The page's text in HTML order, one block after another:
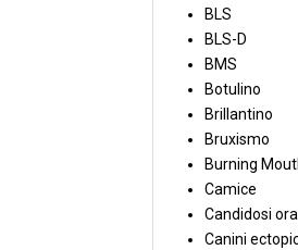
BLS
BLS-D
BMS
Botulino
Brillantino
Bruxismo
Burning
Camice
Candidosi
Canini